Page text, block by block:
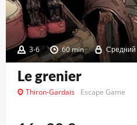
3-6 60 min Средний
Le grenier
Thiron-Gardais Escape Game